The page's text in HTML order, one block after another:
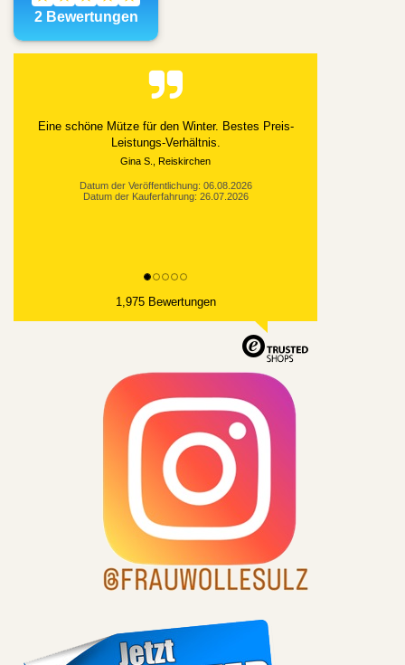
Eine schöne Mütze für den Winter. Bestes Preis-
Leistungs-Verhältnis.
Gina S., Reiskirchen
Datum der Veröffentlichung: 06.08.2026
Datum der Kauferfahrung: 26.07.2026
1,975 Bewertungen